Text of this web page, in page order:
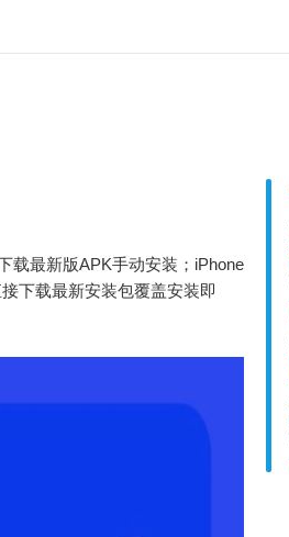
载最新版APK手动安装；iPhone
下载最新安装包覆盖安装即